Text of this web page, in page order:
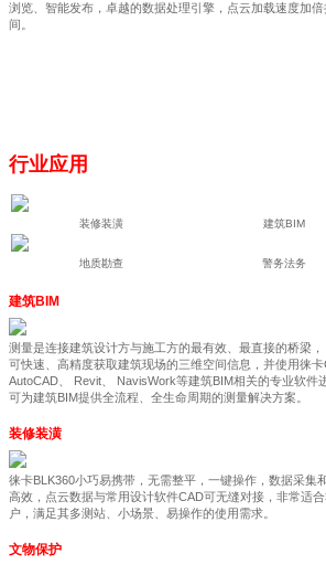
浏览、智能发布，卓越的数据处理引擎，点云加载速度加
间。
行业应用
装修装潢 建筑BIM
地质勘查 警务法务
建筑BIM
测量是连接建筑设计方与施工方的最有效、最直接的桥梁
可快速、高精度获取建筑现场的三维空间信息，并使用徕
AutoCAD、 Revit、 NavisWork等建筑BIM相关的专业软件
可为建筑BIM提供全流程、全生命周期的测量解决方案。
装修装潢
徕卡BLK360小巧易携带，无需整平，一键操作，数据采集
高效，点云数据与常用设计软件CAD可无缝对接，非常适
户，满足其多测站、小场景、易操作的使用需求。
文物保护